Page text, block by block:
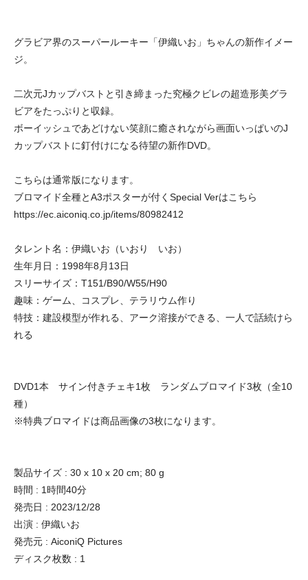
グラビア界のスーパールーキー「伊織いお」ちゃんの新作イメー
ジ。
二次元Jカップバストと引き締まった究極クビレの超造形美グラ
ビアをたっぷりと収録。
ボーイッシュであどけない笑顔に癒されながら画面いっぱいのJ
カップバストに釘付けになる待望の新作DVD。
こちらは通常版になります。
ブロマイド全種とA3ポスターが付くSpecial Verはこちら
https://ec.aiconiq.co.jp/items/80982412
タレント名：伊織いお（いおり いお）
生年月日：1998年8月13日
スリーサイズ：T151/B90/W55/H90
趣味：ゲーム、コスプレ、テラリウム作り
特技：建設模型が作れる、アーク溶接ができる、一人で話続けら
れる
DVD1本 サイン付きチェキ1枚 ランダムブロマイド3枚（全10
種）
※特典ブロマイドは商品画像の3枚になります。
製品サイズ : 30 x 10 x 20 cm; 80 g
時間 : 1時間40分
発売日 : 2023/12/28
出演 : 伊織いお
発売元 : AiconiQ Pictures
ディスク枚数 : 1